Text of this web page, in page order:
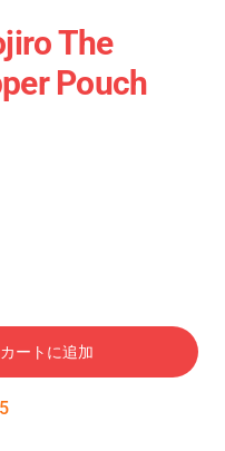
The
Pouch
カートに追加